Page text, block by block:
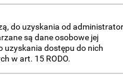
do uzyskania od
są dane osobowe jej
uzyskania dostępu do nich
w art. 15 RODO.